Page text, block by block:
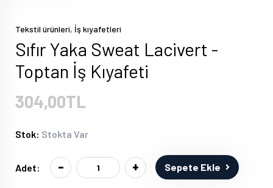
Tekstil ürünleri, İş kıyafetleri
Sıfır Yaka Sweat Lacivert -
Toptan İş Kıyafeti
304,00TL
Stok: Stokta Var
Adet: - + Sepete Ekle